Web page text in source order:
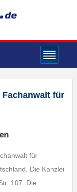
für
für
Die Kanzlei
107. Die